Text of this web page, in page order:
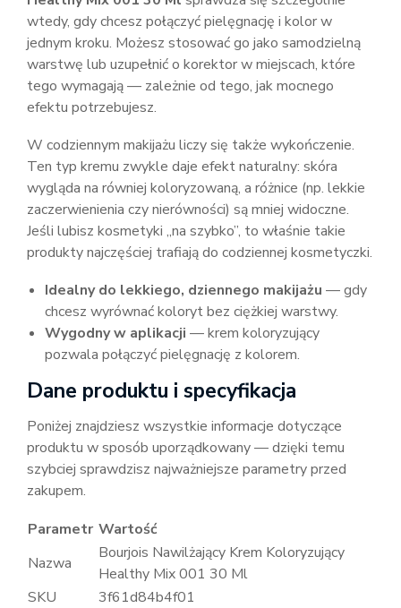
wtedy, gdy chcesz połączyć pielęgnację i kolor w
jednym kroku. Możesz stosować go jako samodzielną
warstwę lub uzupełnić o korektor w miejscach, które
tego wymagają — zależnie od tego, jak mocnego
efektu potrzebujesz.
W codziennym makijażu liczy się także wykończenie.
Ten typ kremu zwykle daje efekt naturalny: skóra
wygląda na równiej koloryzowaną, a różnice (np. lekkie
zaczerwienienia czy nierówności) są mniej widoczne.
Jeśli lubisz kosmetyki „na szybko”, to właśnie takie
produkty najczęściej trafiają do codziennej kosmetyczki.
Idealny do lekkiego, dziennego makijażu — gdy
chcesz wyrównać koloryt bez ciężkiej warstwy.
Wygodny w aplikacji — krem koloryzujący
pozwala połączyć pielęgnację z kolorem.
Dane produktu i specyfikacja
Poniżej znajdziesz wszystkie informacje dotyczące
produktu w sposób uporządkowany — dzięki temu
szybciej sprawdzisz najważniejsze parametry przed
zakupem.
Parametr Wartość
Nazwa
Bourjois Nawilżający Krem Koloryzujący
Healthy Mix 001 30 Ml
SKU
3f61d84b4f01